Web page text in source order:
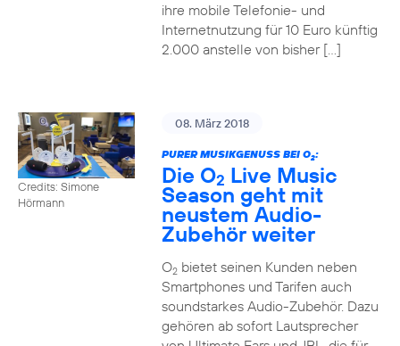
ihre mobile Telefonie- und
Internetnutzung für 10 Euro künftig
2.000 anstelle von bisher […]
Credits: Simone
Hörmann
08. März 2018
PURER MUSIKGENUSS BEI O2:
Die O2 Live Music
Season geht mit
neustem Audio-
Zubehör weiter
O2bietet seinen Kunden neben
Smartphones und Tarifen auch
soundstarkes Audio-Zubehör. Dazu
gehören ab sofort Lautsprecher